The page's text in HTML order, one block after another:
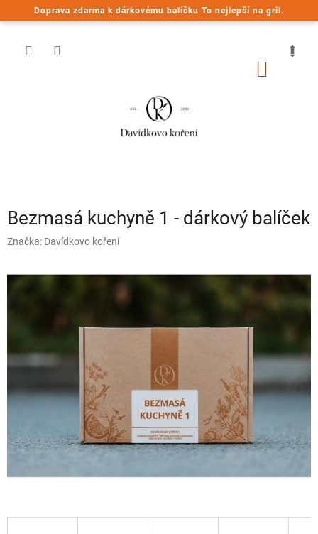
Doprava zdarma k dárkovému balíčku To nejlepší na gril.
na
Bezmasá kuchyně 1 - dárkový balíček
Značka: Davídkovo koření